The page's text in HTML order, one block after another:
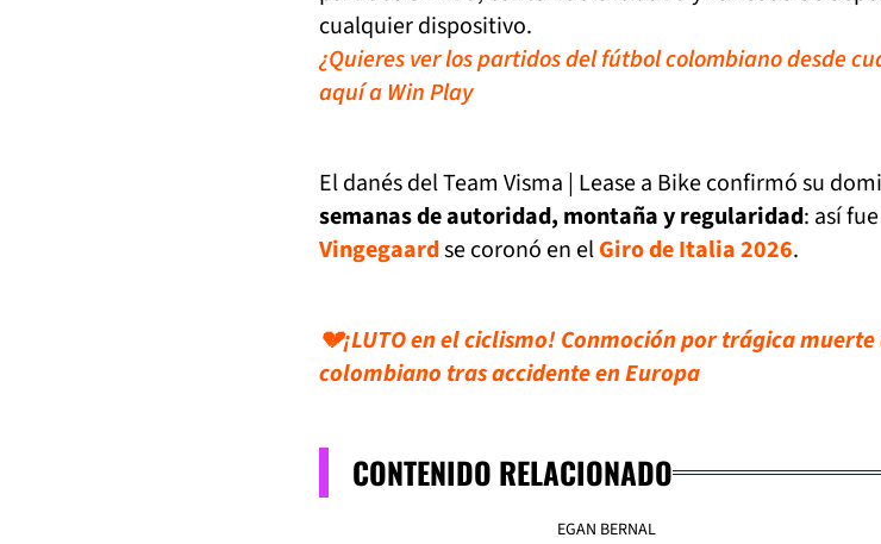
cualquier dispositivo.
¿Quieres ver los partidos del fútbol colombiano desde
aquí a Win Play
El danés del Team Visma | Lease a Bike confirmó su
semanas de autoridad, montaña y regularidad: así
Vingegaardse coronó en elGiro de Italia 2026.
💔¡LUTO en el ciclismo! Conmoción por trágica
colombiano tras accidente en Europa
CONTENIDO RELACIONADO
EGAN BERNAL